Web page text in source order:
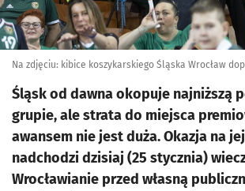
Na zdjęciu: kibice koszykarskiego Śląska Wrocław
Śląsk od dawna okopuje najniższą
grupie, ale strata do miejsca
awansem nie jest duża. Okazja na
nadchodzi dzisiaj (25 stycznia)
Wrocławianie przed własną